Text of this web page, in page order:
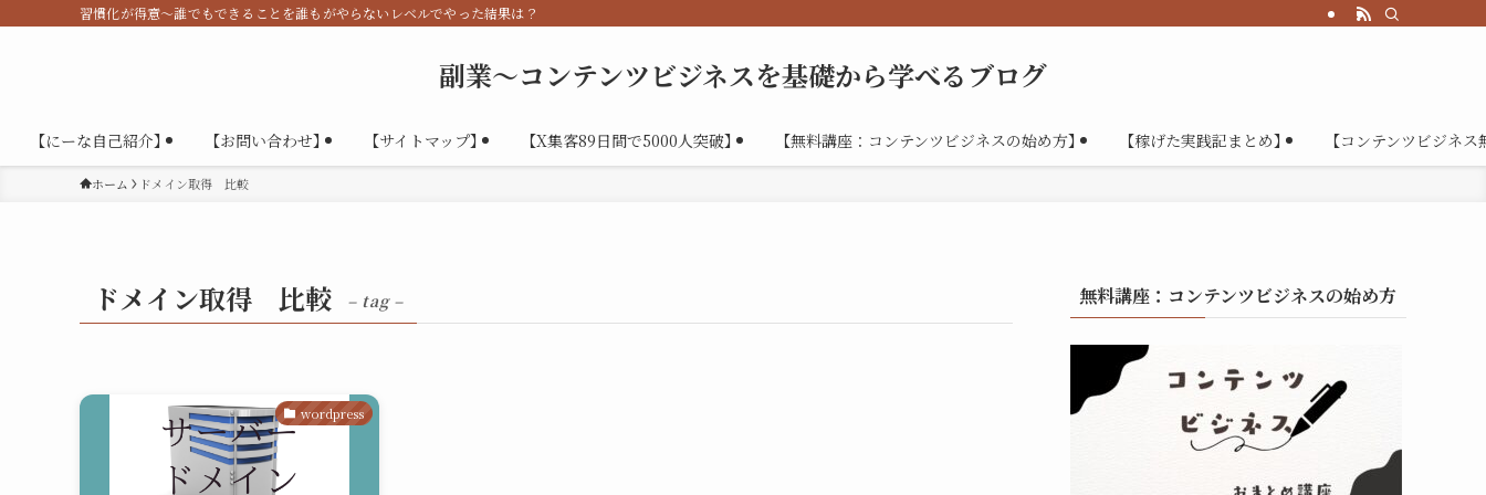
習慣化が得意～誰でもできることを誰もがやらないレベルでやった結果は？
副業～コンテンツビジネスを基礎から学べるブログ
【にーな自己紹介】 【お問い合わせ】 【サイトマップ】 【X集客89日間で5000人突破】 【無料講座：コンテンツビジネスの始め方】 【稼げた実践記まとめ】 【コンテンツビジネ
ホーム ドメイン取得 比較
ドメイン取得 比較 – tag –
wordpress
無料講座：コンテンツビジネスの始め方